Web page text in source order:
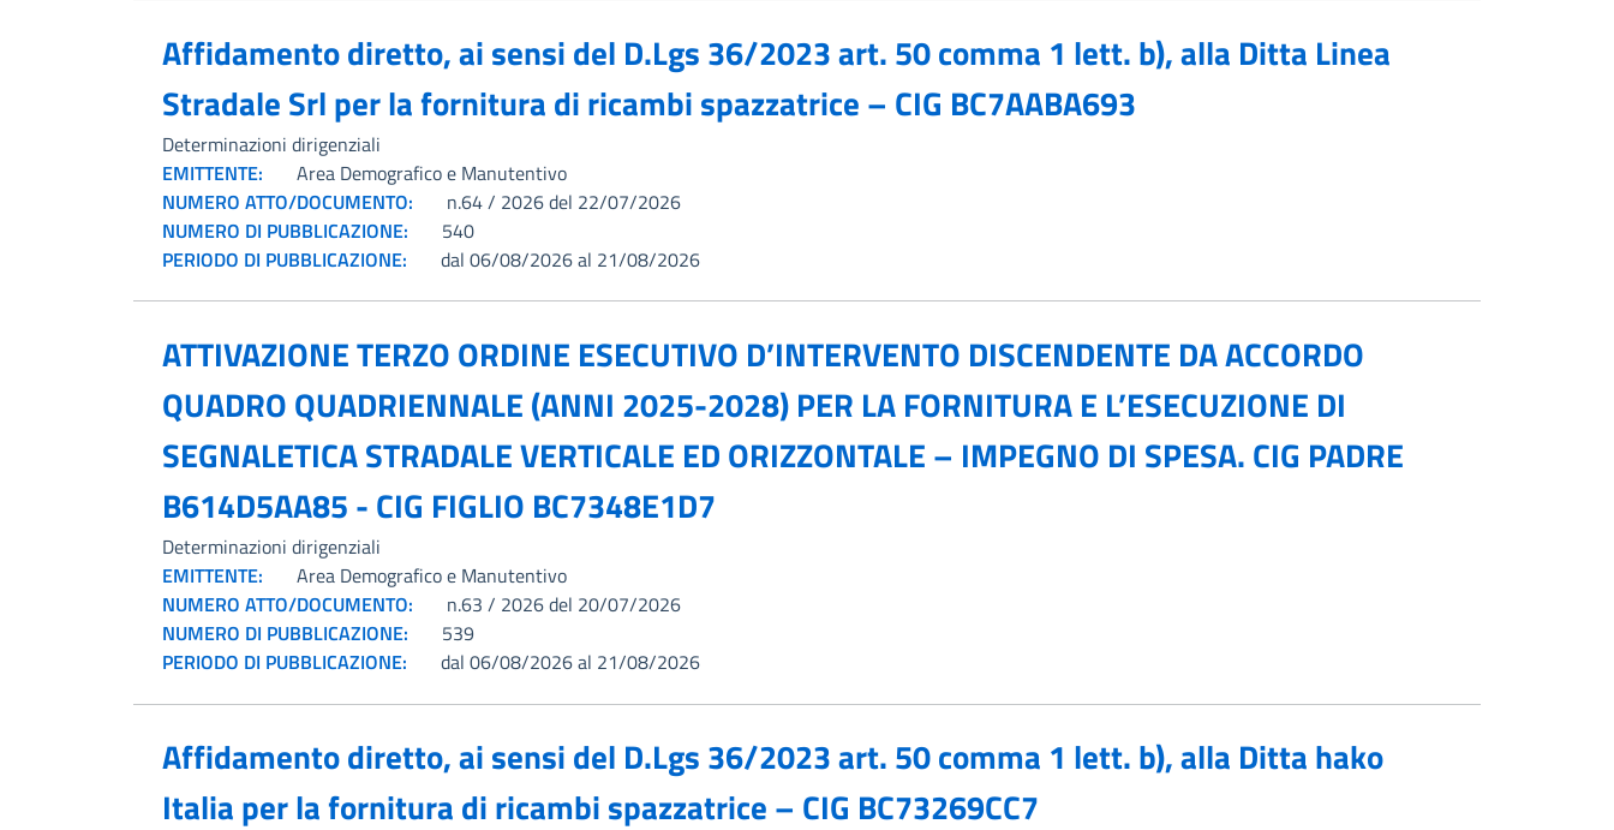
Affidamento diretto, ai sensi del D.Lgs 36/2023 art. 50 comma 1 lett. b), alla Ditta Linea
Stradale Srl per la fornitura di ricambi spazzatrice – CIG BC7AABA693
Determinazioni dirigenziali
EMITTENTE:
Area Demografico e Manutentivo
NUMERO ATTO/DOCUMENTO:
n.64 / 2026 del 22/07/2026
NUMERO DI PUBBLICAZIONE:
540
PERIODO DI PUBBLICAZIONE:
dal 06/08/2026 al 21/08/2026
ATTIVAZIONE TERZO ORDINE ESECUTIVO D’INTERVENTO DISCENDENTE DA ACCORDO
QUADRO QUADRIENNALE (ANNI 2025-2028) PER LA FORNITURA E L’ESECUZIONE DI
SEGNALETICA STRADALE VERTICALE ED ORIZZONTALE – IMPEGNO DI SPESA. CIG PADRE
B614D5AA85 - CIG FIGLIO BC7348E1D7
Determinazioni dirigenziali
EMITTENTE:
Area Demografico e Manutentivo
NUMERO ATTO/DOCUMENTO:
n.63 / 2026 del 20/07/2026
NUMERO DI PUBBLICAZIONE:
539
PERIODO DI PUBBLICAZIONE:
dal 06/08/2026 al 21/08/2026
Affidamento diretto, ai sensi del D.Lgs 36/2023 art. 50 comma 1 lett. b), alla Ditta hako
Italia per la fornitura di ricambi spazzatrice – CIG BC73269CC7